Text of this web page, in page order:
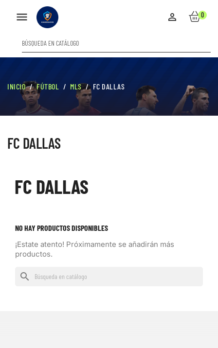
 0

INICIO FÚTBOL MLS FC DALLAS
FC DALLAS
FC DALLAS
NO HAY PRODUCTOS DISPONIBLES
¡Estate atento! Próximamente se añadirán más
productos.
search